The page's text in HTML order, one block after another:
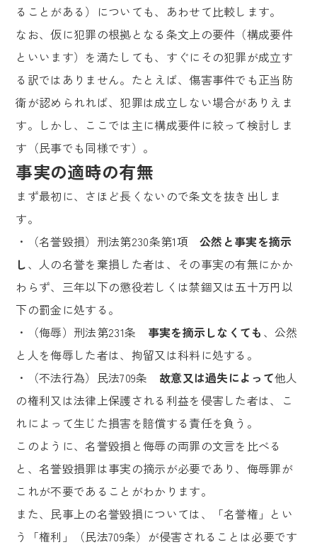
ることがある）についても、あわせて比較します。
なお、仮に犯罪の根拠となる条文上の要件（構成要件
といいます）を満たしても、すぐにその犯罪が成立す
る訳ではありません。たとえば、傷害事件でも正当防
衛が認められれば、犯罪は成立しない場合がありえま
す。しかし、ここでは主に構成要件に絞って検討しま
す（民事でも同様です）。
事実の適時の有無
まず最初に、さほど長くないので条文を抜き出しま
す。
・（名誉毀損）刑法第230条第1項公然と事実を摘示
し、人の名誉を棄損した者は、その事実の有無にかか
わらず、三年以下の懲役若しくは禁錮又は五十万円以
下の罰金に処する。
・（侮辱）刑法第231条 事実を摘示しなくても 、公然
と人を侮辱した者は、拘留又は科料に処する。
・（不法行為）民法709条 故意又は過失によって他人
の権利又は法律上保護される利益を侵害した者は、こ
れによって生じた損害を賠償する責任を負う。
このように、名誉毀損と侮辱の両罪の文言を比べる
と、名誉毀損罪は事実の摘示が必要であり、侮辱罪が
これが不要であることがわかります。
また、民事上の名誉毀損については、「名誉権」とい
う「権利」（民法709条）が侵害されることは必要です